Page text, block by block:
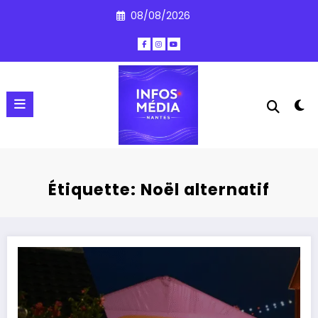
08/08/2026
Étiquette: Noël alternatif